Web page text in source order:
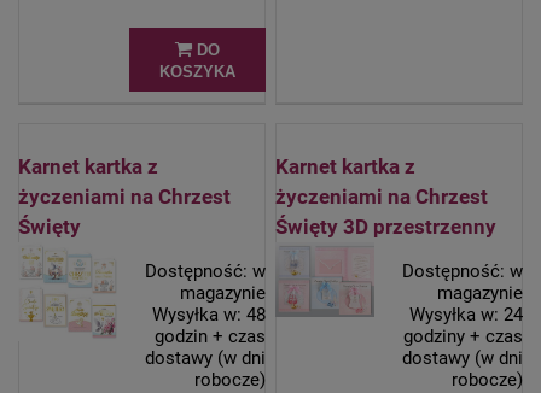
DO
KOSZYKA
Karnet kartka z
życzeniami na Chrzest
Święty
Dostępność: w
magazynie
Wysyłka w: 48
godzin + czas
dostawy (w dni
robocze)
Karnet kartka z
życzeniami na Chrzest
Święty 3D przestrzenny
Dostępność: w
magazynie
Wysyłka w: 24
godziny + czas
dostawy (w dni
robocze)